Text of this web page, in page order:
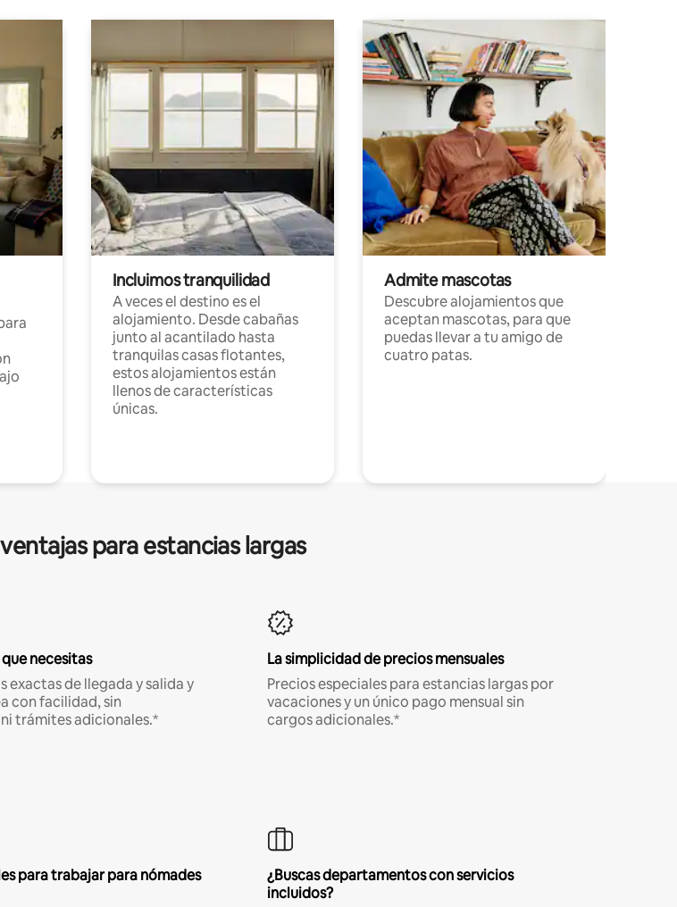
Incluimos tranquilidad
A veces el destino es el
alojamiento. Desde cabañas
junto al acantilado hasta
tranquilas casas flotantes,
estos alojamientos están
llenos de características
únicas.
Admite mascotas
Descubre alojamientos que
aceptan mascotas, para que
puedas llevar a tu amigo de
cuatro patas.
para estancias largas
necesitas
exactas de llegada y salida y
con facilidad, sin
trámites adicionales.*
La simplicidad de precios mensuales
Precios especiales para estancias largas por
vacaciones y un único pago mensual sin
cargos adicionales.*
para trabajar para nómades
¿Buscas departamentos con servicios
incluidos?